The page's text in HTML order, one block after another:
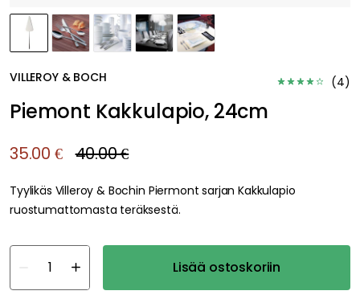
VILLEROY & BOCH (4)
Piemont Kakkulapio, 24cm
35.00 € 40.00 €
Tyylikäs Villeroy & Bochin Piermont sarjan Kakkulapio
ruostumattomasta teräksestä.
Lisää ostoskoriin